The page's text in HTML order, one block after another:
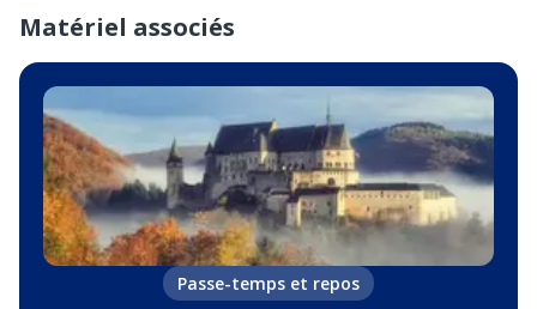
Matériel associés
Passe-temps et repos